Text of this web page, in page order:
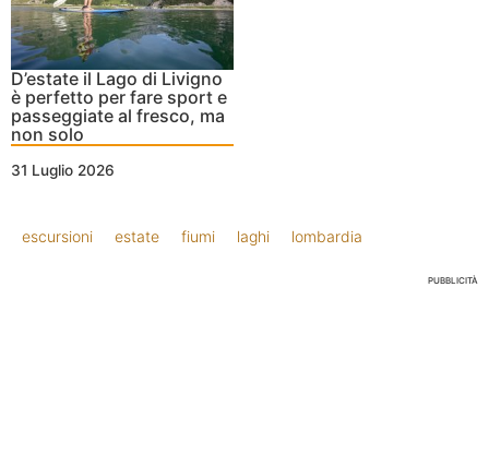
D’estate il Lago di Livigno
è perfetto per fare sport e
passeggiate al fresco, ma
non solo
31 Luglio 2026
escursioni estate fiumi laghi lombardia
PUBBLICITÀ